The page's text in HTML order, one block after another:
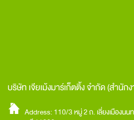
บริษัท เจียเม้งมาร์เก็ตติ้ง จำกัด(สำนัก
Address: 110/3 หมู่ 2 ถ. เลี่ยงเมืองนน